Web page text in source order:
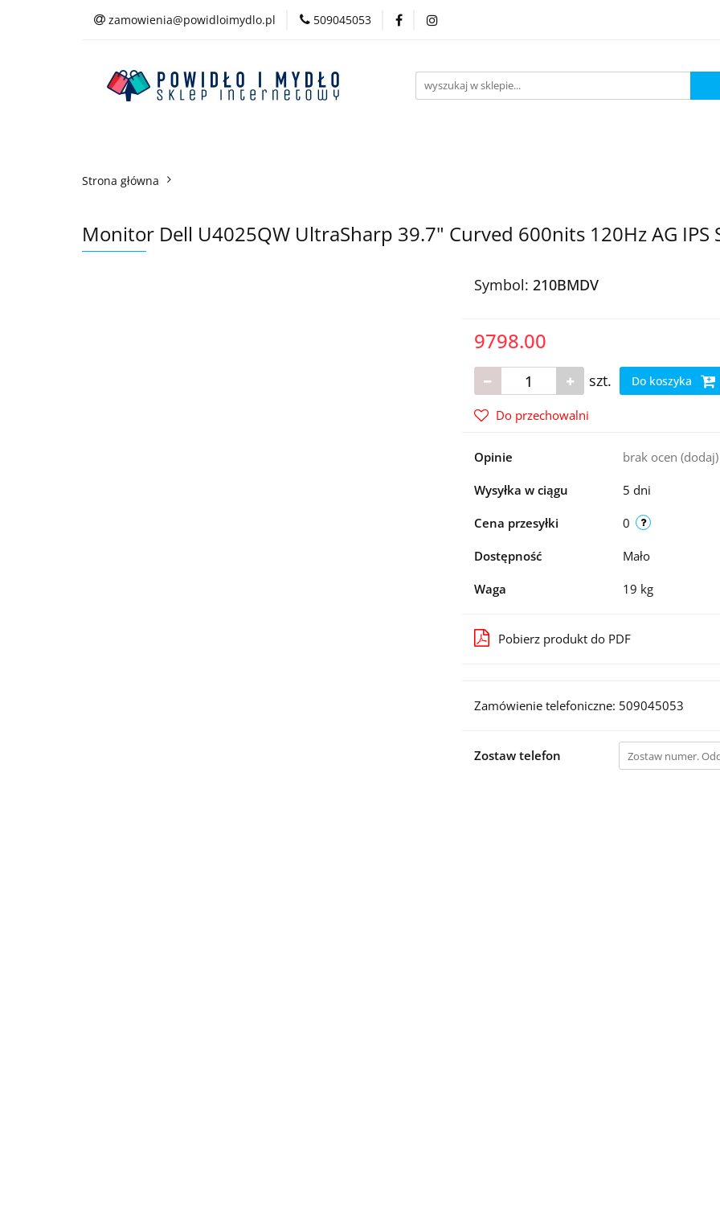
zamowienia@powidloimydlo.pl 509045053
Strona główna
Monitor Dell U4025QW UltraSharp 39.7" Curved 600nits 120Hz AG IPS
Symbol: 210­BMDV
9798.00
szt. Do koszyka
Do przechowalni
Opinie brak ocen (dodaj)
Wysyłka w ciągu 5 dni
Cena przesyłki 0
Dostępność Mało
Waga 19 kg
Pobierz produkt do PDF
Zamówienie telefoniczne: 509045053
Zostaw telefon